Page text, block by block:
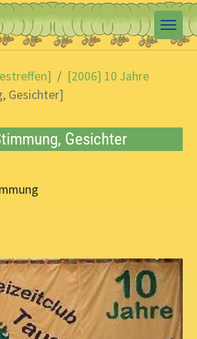
[2006] 10 Jahre
Gesichter]
Gesichter